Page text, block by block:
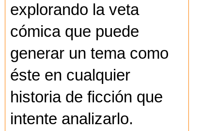
explorando la veta
cómica que puede
generar un tema como
éste en cualquier
historia de ficción que
intente analizarlo.